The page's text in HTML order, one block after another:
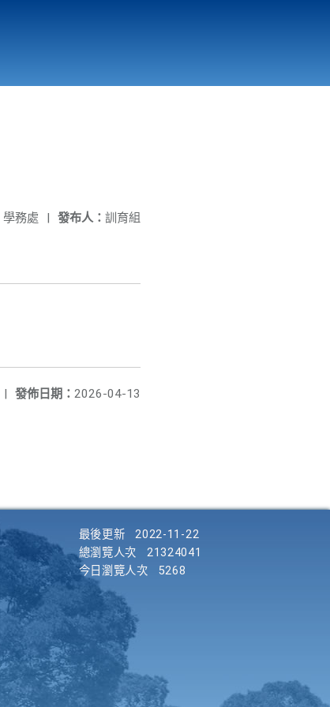
發布人： 訓育組
學務處 |
發佈日期： 2026-04-13
|
最後更新
2022-11-22
總瀏覽人次
21324041
今日瀏覽人次
5268